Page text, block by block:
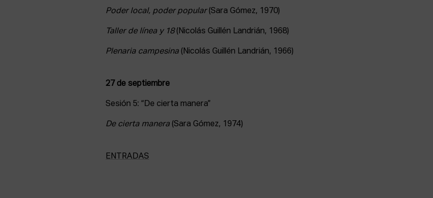
Poder local, poder popular(Sara Gómez, 1970)
Taller de línea y 18(Nicolás Guillén Landrián, 1968)
Plenaria campesina (Nicolás Guillén Landrián, 1966)
27 de septiembre
Sesión 5: “De cierta manera”
De cierta manera (Sara Gómez, 1974)
ENTRADAS